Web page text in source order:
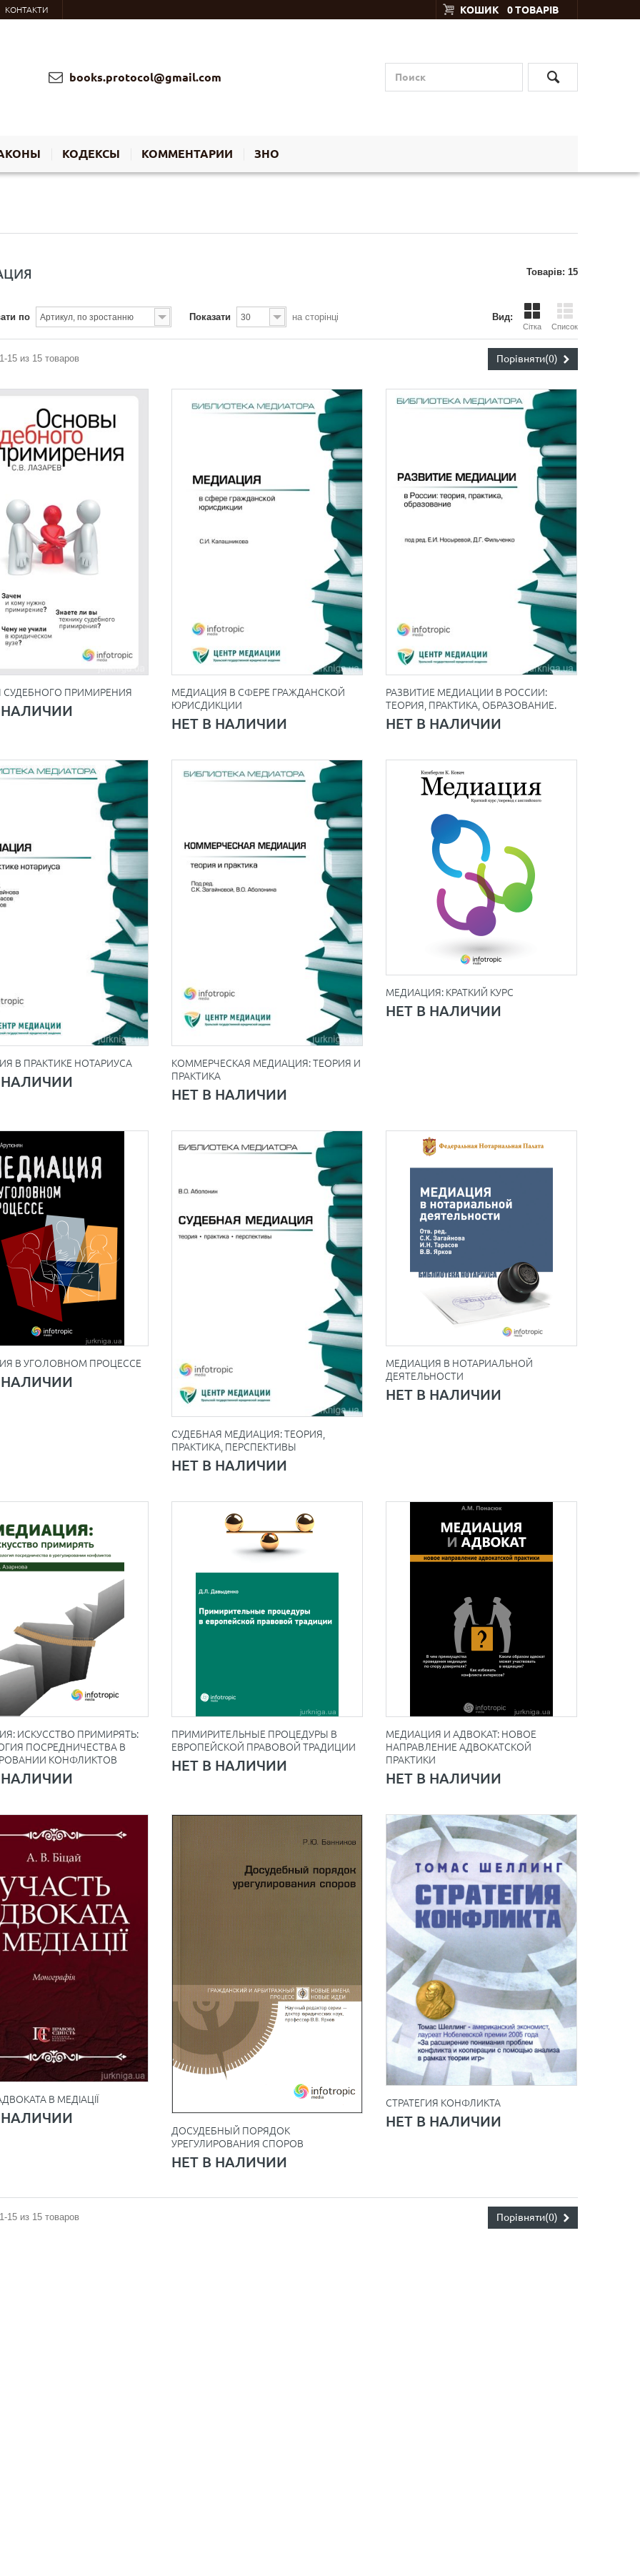
КОНТАКТИ КОШИК 0 ТОВАРІВ
books.protocol@gmail.com
КОДЕКСЫ КОММЕНТАРИИ ЗНО
Товарів: 15
по Показати на сторінці Вид:
Сітка Список
15 из 15 товаров Порівняти(0)
ПРИМИРЕНИЯ
НАЛИЧИИ
МЕДИАЦИЯ В СФЕРЕ ГРАЖДАНСКОЙ
ЮРИСДИКЦИИ
НЕТ В НАЛИЧИИ
РАЗВИТИЕ МЕДИАЦИИ В РОССИИ:
ТЕОРИЯ, ПРАКТИКА, ОБРАЗОВАНИЕ.
НЕТ В НАЛИЧИИ
В ПРАКТИКЕ НОТАРИУСА
НАЛИЧИИ
КОММЕРЧЕСКАЯ МЕДИАЦИЯ: ТЕОРИЯ И
ПРАКТИКА
НЕТ В НАЛИЧИИ
МЕДИАЦИЯ: КРАТКИЙ КУРС
НЕТ В НАЛИЧИИ
В УГОЛОВНОМ ПРОЦЕССЕ
НАЛИЧИИ
СУДЕБНАЯ МЕДИАЦИЯ: ТЕОРИЯ,
ПРАКТИКА, ПЕРСПЕКТИВЫ
НЕТ В НАЛИЧИИ
МЕДИАЦИЯ В НОТАРИАЛЬНОЙ
ДЕЯТЕЛЬНОСТИ
НЕТ В НАЛИЧИИ
ИСКУССТВО ПРИМИРЯТЬ:
ПОСРЕДНИЧЕСТВА В
КОНФЛИКТОВ
НАЛИЧИИ
ПРИМИРИТЕЛЬНЫЕ ПРОЦЕДУРЫ В
ЕВРОПЕЙСКОЙ ПРАВОВОЙ ТРАДИЦИИ
НЕТ В НАЛИЧИИ
МЕДИАЦИЯ И АДВОКАТ: НОВОЕ
НАПРАВЛЕНИЕ АДВОКАТСКОЙ
ПРАКТИКИ
НЕТ В НАЛИЧИИ
В МЕДІАЦІЇ
НАЛИЧИИ
ДОСУДЕБНЫЙ ПОРЯДОК
УРЕГУЛИРОВАНИЯ СПОРОВ
НЕТ В НАЛИЧИИ
СТРАТЕГИЯ КОНФЛИКТА
НЕТ В НАЛИЧИИ
15 из 15 товаров Порівняти(0)